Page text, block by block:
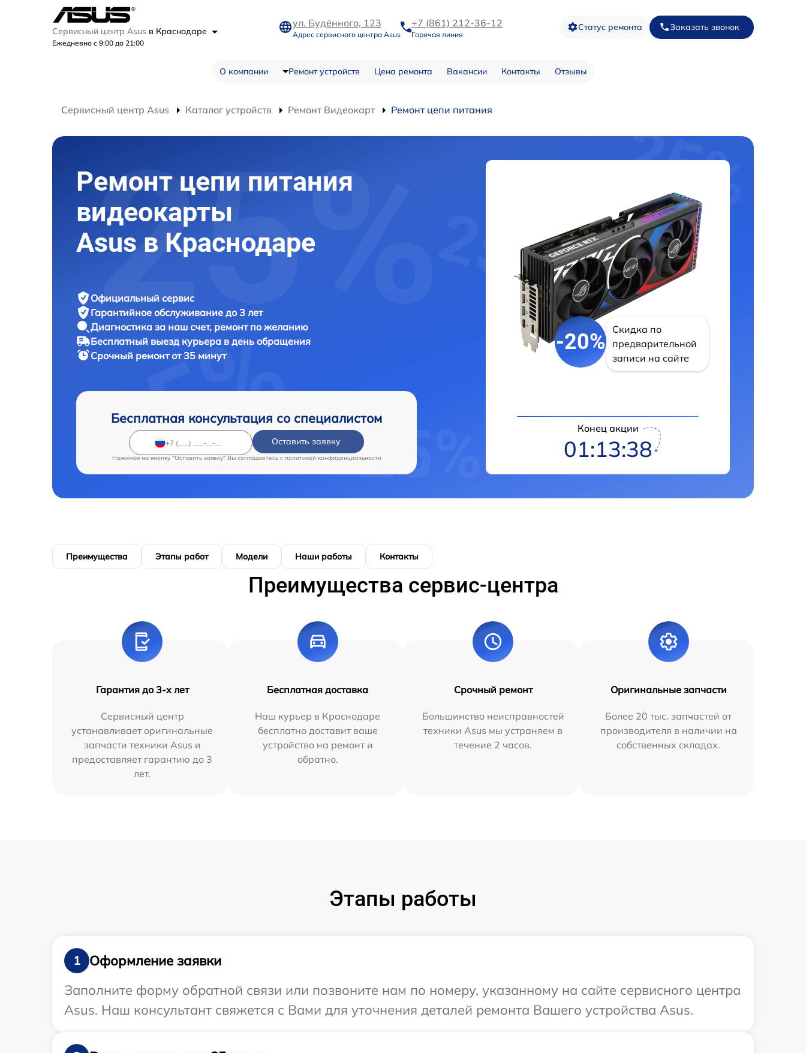
Сервисный центр Asus в Краснодаре
Ежедневно с 9:00 до 21:00
ул. Будённого, 123
Адрес сервисного центра Asus
+7 (861) 212-36-12
Горячая линия
Статус ремонта Заказать звонок
О компании Ремонт устройств Цена ремонта Вакансии Контакты Отзывы
Сервисный центр Asus Каталог устройств Ремонт Видеокарт Ремонт цепи питания
Ремонт цепи питания
видеокарты
Asus в Краснодаре
Официальный сервис
Гарантийное обслуживание до 3 лет
Диагностика за наш счет, ремонт по желанию
Бесплатный выезд курьера в день обращения
Срочный ремонтот 35 минут
Бесплатная консультация со специалистом
Оставить заявку
Нажимая на кнопку "Оставить заявку" Вы соглашаетесь c политикой конфиденциальности
-20%
Скидка по
предварительной
записи на сайте
Конец акции
01:13:37
Преимущества Этапы работ Модели Наши работы Контакты
Преимущества сервис-центра
Гарантия до 3-х лет
Сервисный центр
устанавливает оригинальные
запчасти техники Asus и
предоставляет гарантию до 3
лет.
Бесплатная доставка
Наш курьер в Краснодаре
бесплатно доставит ваше
устройство на ремонт и
обратно.
Срочный ремонт
Большинство неисправностей
техники Asus мы устраняем в
течение 2 часов.
Оригинальные запчасти
Более 20 тыс. запчастей от
производителя в наличии на
собственных складах.
Этапы работы
1
Оформление заявки
Заполните форму обратной связи или позвоните нам по номеру, указанному на сайте сервисного центра
Asus. Наш консультант свяжется с Вами для уточнения деталей ремонта Вашего устройства Asus.